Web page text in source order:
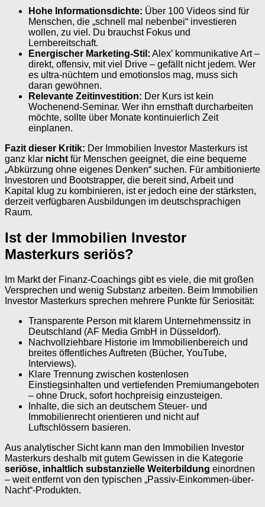
Hohe Informationsdichte: Über 100 Videos sind für
Menschen, die „schnell mal nebenbei“ investieren
wollen, zu viel. Du brauchst Fokus und
Lernbereitschaft.
Energischer Marketing-Stil: Alex’ kommunikative Art –
direkt, offensiv, mit viel Drive – gefällt nicht jedem. Wer
es ultra-nüchtern und emotionslos mag, muss sich
daran gewöhnen.
Relevante Zeitinvestition: Der Kurs ist kein
Wochenend-Seminar. Wer ihn ernsthaft durcharbeiten
möchte, sollte über Monate kontinuierlich Zeit
einplanen.
Fazit dieser Kritik: Der Immobilien Investor Masterkurs ist
ganz klar nicht für Menschen geeignet, die eine bequeme
„Abkürzung ohne eigenes Denken“ suchen. Für ambitionierte
Investoren und Bootstrapper, die bereit sind, Arbeit und
Kapital klug zu kombinieren, ist er jedoch eine der stärksten,
derzeit verfügbaren Ausbildungen im deutschsprachigen
Raum.
Ist der Immobilien Investor
Masterkurs seriös?
Im Markt der Finanz-Coachings gibt es viele, die mit großen
Versprechen und wenig Substanz arbeiten. Beim Immobilien
Investor Masterkurs sprechen mehrere Punkte für Seriosität:
Transparente Person mit klarem Unternehmenssitz in
Deutschland (AF Media GmbH in Düsseldorf).
Nachvollziehbare Historie im Immobilienbereich und
breites öffentliches Auftreten (Bücher, YouTube,
Interviews).
Klare Trennung zwischen kostenlosen
Einstiegsinhalten und vertiefenden Premiumangeboten
– ohne Druck, sofort hochpreisig einzusteigen.
Inhalte, die sich an deutschem Steuer- und
Immobilienrecht orientieren und nicht auf
Luftschlössern basieren.
Aus analytischer Sicht kann man den Immobilien Investor
Masterkurs deshalb mit gutem Gewissen in die Kategorie
seriöse, inhaltlich substanzielle Weiterbildung einordnen
– weit entfernt von den typischen „Passiv-Einkommen-über-
Nacht“-Produkten.